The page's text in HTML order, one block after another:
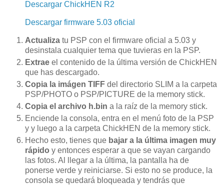
Descargar ChickHEN R2
Descargar firmware 5.03 oficial
Actualiza tu PSP con el firmware oficial a 5.03 y
desinstala cualquier tema que tuvieras en la PSP.
Extrae el contenido de la última versión de ChickHEN
que has descargado.
Copia la imágen TIFF del directorio SLIM a la carpeta
PSP/PHOTO o PSP/PICTURE de la memory stick.
Copia el archivo h.bin a la raíz de la memory stick.
Enciende la consola, entra en el menú foto de la PSP
y y luego a la carpeta ChickHEN de la memory stick.
Hecho esto, tienes que bajar a la última imagen muy
rápido y entonces esperar a que se vayan cargando
las fotos. Al llegar a la última, la pantalla ha de
ponerse verde y reiniciarse. Si esto no se produce, la
consola se quedará bloqueada y tendrás que